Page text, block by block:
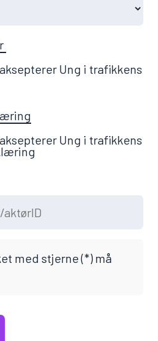
Ung i trafikkens
Ung i trafikkens
med stjerne (*) må